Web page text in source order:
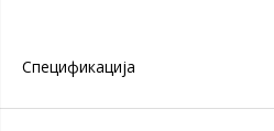
Спецификација